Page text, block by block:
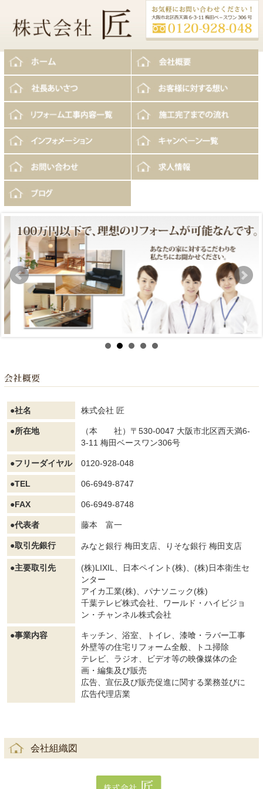
●社名 株式会社 匠
●所在地
（本 社）〒530-0047 大阪市北区西天満6-
3-11 梅田ベースワン306号
●フリーダイヤル 0120-928-048
●TEL 06-6949-8747
●FAX 06-6949-8748
●代表者 藤本 富一
●取引先銀行 みなと銀行 梅田支店、 りそな銀行 梅田支店
●主要取引先
(株)LIXIL、日本ペイント(株)、(株)日本衛生セ
ンター
アイカ工業(株)、パナソニック(株)
千葉テレビ株式会社、ワールド・ハイビジョ
ン・チャンネル株式会社
●事業内容
キッチン、浴室、トイレ、漆喰・ラバー工事
外壁等の住宅リフォーム全般、トユ掃除
テレビ、ラジオ、ビデオ等の映像媒体の企
画・編集及び販売
広告、宣伝及び販売促進に関する業務並びに
広告代理店業
会社組織図